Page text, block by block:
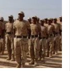
في
جنوب
اليمن
تُضعف
الحكومة